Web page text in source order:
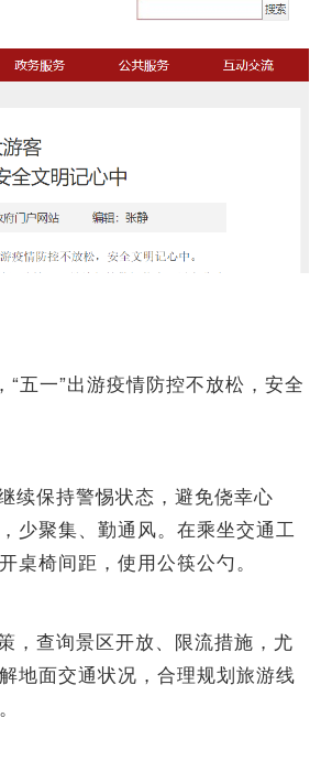
五一”出游疫情防控不放松，安全
续保持警惕状态，避免侥幸心
少聚集、勤通风。在乘坐交通工
椅间距，使用公筷公勺。
，查询景区开放、限流措施，尤
地面交通状况，合理规划旅游线